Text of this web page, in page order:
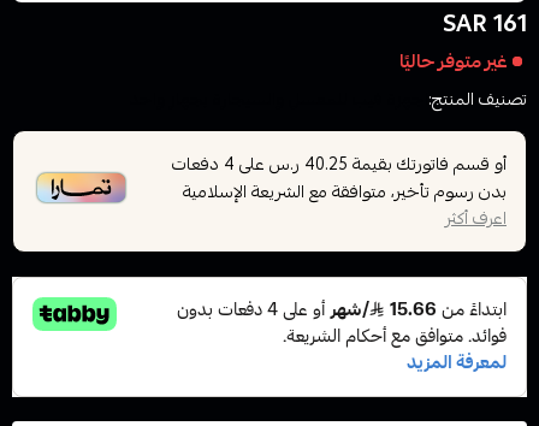
161 SAR
غير متوفر حاليًا
تصنيف المنتج:
أو قسم فاتورتك بقيمة 40.25 ر.س على4 دفعات
بدون رسوم تأخير، متوافقة مع الشريعة الإسلامية
اعرف أكثر